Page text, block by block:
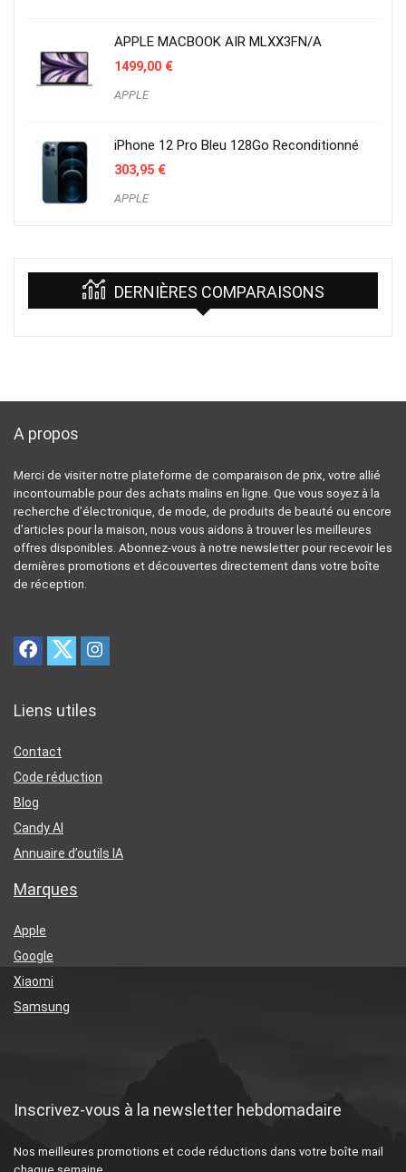
APPLE MACBOOK AIR MLXX3FN/A
1499,00 €
APPLE
iPhone 12 Pro Bleu 128Go Reconditionné
303,95 €
APPLE
DERNIÈRES COMPARAISONS
A propos
Merci de visiter notre plateforme de comparaison de prix, votre allié
incontournable pour des achats malins en ligne. Que vous soyez à la
recherche d’électronique, de mode, de produits de beauté ou encore
d’articles pour la maison, nous vous aidons à trouver les meilleures
offres disponibles. Abonnez-vous à notre newsletter pour recevoir les
dernières promotions et découvertes directement dans votre boîte
de réception.
Liens utiles
Contact
Code réduction
Blog
Candy AI
Annuaire d’outils IA
Marques
Apple
Google
Xiaomi
Samsung
Inscrivez-vous à la newsletter hebdomadaire
Nos meilleures promotions et code réductions dans votre boîte mail